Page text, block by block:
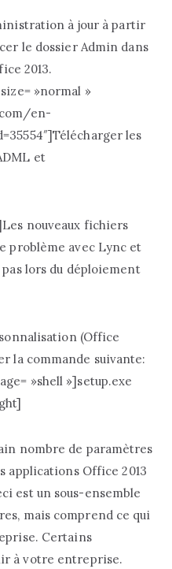
à jour à partir
le dossier Admin dans
2013.
»normal »
en-
les
et
nouveaux fichiers
problème avec Lync et
lors du déploiement
(Office
la commande suivante:
»shell »]setup.exe
nombre de paramètres
applications Office 2013
est un sous-ensemble
mais comprend ce qui
Certains
à votre entreprise.